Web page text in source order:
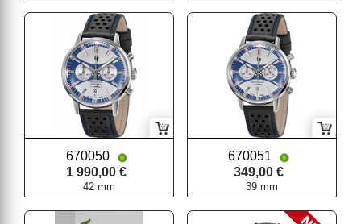
670050
1 990,00 €
42 mm
670051
349,00 €
39 mm